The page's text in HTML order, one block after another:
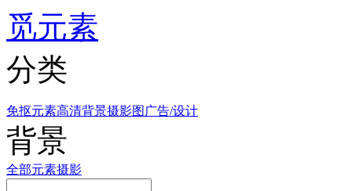
觅元素
分类
免抠元素高清背景摄影图 广告/设计
背景
全部元素摄影